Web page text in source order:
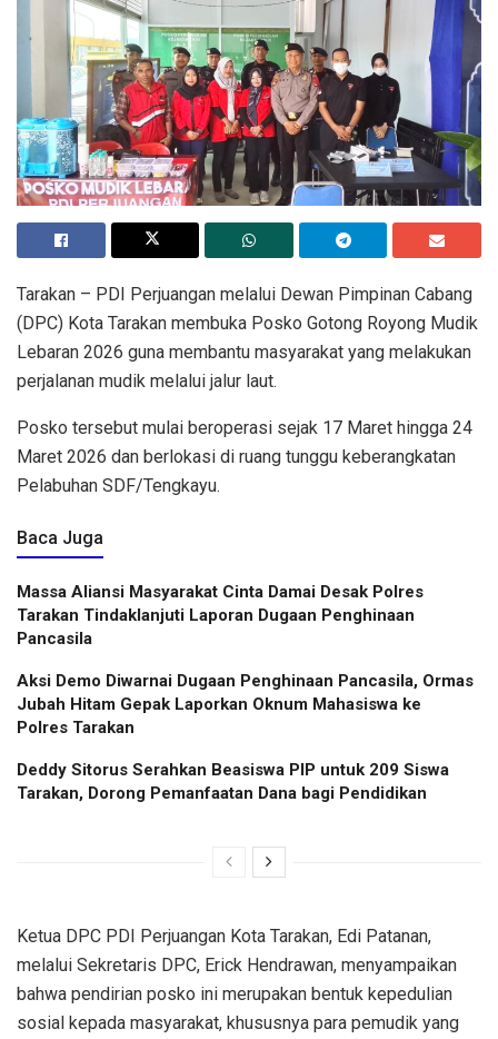
Tarakan – PDI Perjuangan melalui Dewan Pimpinan Cabang
(DPC) Kota Tarakan membuka Posko Gotong Royong Mudik
Lebaran 2026 guna membantu masyarakat yang melakukan
perjalanan mudik melalui jalur laut.
Posko tersebut mulai beroperasi sejak 17 Maret hingga 24
Maret 2026 dan berlokasi di ruang tunggu keberangkatan
Pelabuhan SDF/Tengkayu.
Baca Juga
Massa Aliansi Masyarakat Cinta Damai Desak Polres
Tarakan Tindaklanjuti Laporan Dugaan Penghinaan
Pancasila
Aksi Demo Diwarnai Dugaan Penghinaan Pancasila, Ormas
Jubah Hitam Gepak Laporkan Oknum Mahasiswa ke
Polres Tarakan
Deddy Sitorus Serahkan Beasiswa PIP untuk 209 Siswa
Tarakan, Dorong Pemanfaatan Dana bagi Pendidikan
Ketua DPC PDI Perjuangan Kota Tarakan, Edi Patanan,
melalui Sekretaris DPC, Erick Hendrawan, menyampaikan
bahwa pendirian posko ini merupakan bentuk kepedulian
sosial kepada masyarakat, khususnya para pemudik yang